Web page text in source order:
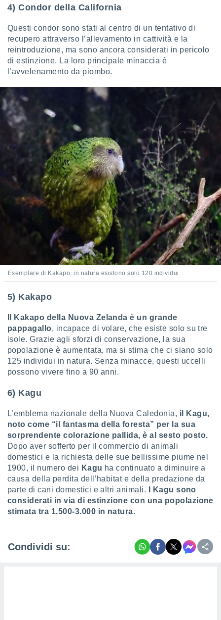
4) Condor della California
Questi condor sono stati al centro di un tentativo di
recupero attraverso l’allevamento in cattività e la
reintroduzione, ma sono ancora considerati in pericolo
di estinzione. La loro principale minaccia è
l’avvelenamento da piombo.
Esemplare di Kakapo, in natura esistono solo 120 individui.
5) Kakapo
Il Kakapo della Nuova Zelanda è un grande
pappagallo, incapace di volare, che esiste solo su tre
isole. Grazie agli sforzi di conservazione, la sua
popolazione è aumentata, ma si stima che ci siano solo
125 individui in natura. Senza minacce, questi uccelli
possono vivere fino a 90 anni.
6) Kagu
L’emblema nazionale della Nuova Caledonia, il Kagu,
noto come “il fantasma della foresta” per la sua
sorprendente colorazione pallida, è al sesto posto.
Dopo aver sofferto per il commercio di animali
domestici e la richiesta delle sue bellissime piume nel
1900, il numero dei Kagu ha continuato a diminuire a
causa della perdita dell’habitat e della predazione da
parte di cani domestici e altri animali.
I Kagu sono
considerati in via di estinzione con una popolazione
stimata tra 1.500-3.000 in natura.
Condividi su: